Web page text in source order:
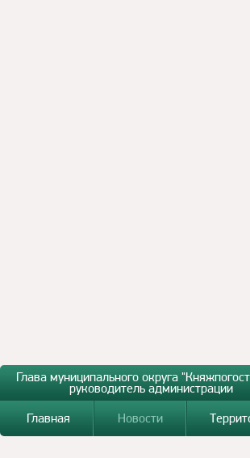
Глава муниципального округа
руководитель администрации
Главная
Новости